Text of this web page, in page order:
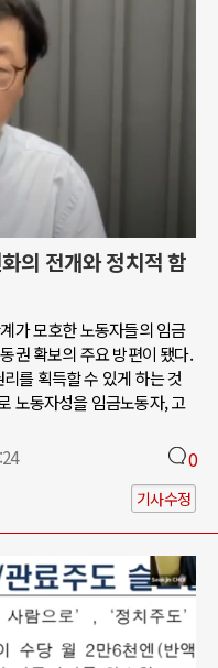
의 전개와 정치적 함
가 모호한 노동자들의 임금
권 확보의 주요 방편이 됐다.
를 획득할 수 있게 하는 것
노동자성을 임금노동자, 고
0
기사수정